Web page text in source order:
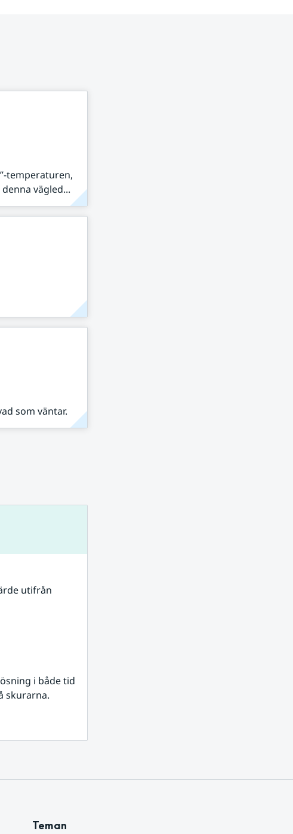
temperaturen,
vägled...
som väntar.
utifrån
i både tid
skurarna.
Teman